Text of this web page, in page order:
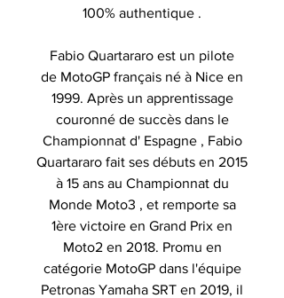
100% authentique .
Fabio Quartararo est un pilote
de MotoGP français né à Nice en
1999. Après un apprentissage
couronné de succès dans le
Championnat d' Espagne , Fabio
Quartararo fait ses débuts en 2015
à 15 ans au Championnat du
Monde Moto3 , et remporte sa
1ère victoire en Grand Prix en
Moto2 en 2018. Promu en
catégorie MotoGP dans l'équipe
Petronas Yamaha SRT en 2019, il